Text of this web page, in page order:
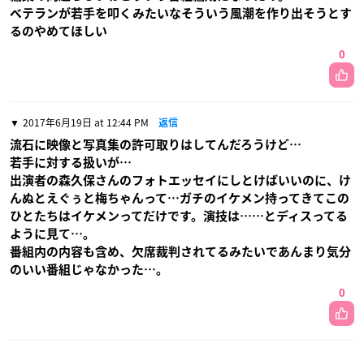
ベテランが若手を叩くみたいなそういう風潮を作り出そうとす
るのやめてほしい
0
2017年6月19日 at 12:44 PM 返信
流石に映像と写真集の許可取りはしてんだろうけど…
若手に対する扱いが…
出演者の森久保さんのフォトエッセイにしとけばいいのに、け
んぬとえぐぅと梅ちゃんって…ガチのイケメン持ってきてこの
ひとたちはイケメンってだけです。演技は……とディスってる
ように見て…。
番組内の内容も含め、欠席裁判されてるみたいであんまり気分
のいい番組じゃなかった…。
0